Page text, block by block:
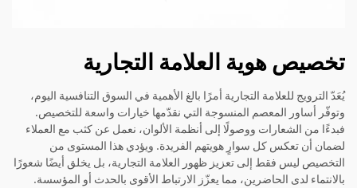
تخصيص هوية العلامة التجارية
يُعَدّ الترويج للعلامة التجارية أمرًا بالغ الأهمية في السوق التنافسية اليوم،
وتوفّر أساور المعصم المنسوجة التي نقدّمها خيارات واسعة للتخصيص.
فبدءًا من الشعارات ووصولًا إلى أنظمة الألوان، نعمل عن كثب مع العملاء
لضمان أن تعكس كل سوارٍ هويتهم الفريدة. ويؤدي هذا المستوى من
التخصيص ليس فقط إلى تعزيز ظهور العلامة التجارية، بل يخلق أيضًا شعورًا
بالانتماء لدى الحاضرين، مما يعزّز الارتباط الأقوى بالحدث أو المؤسسة.